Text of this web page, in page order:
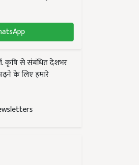
कृषि से संबंधित देशभर
के लिए हमारे